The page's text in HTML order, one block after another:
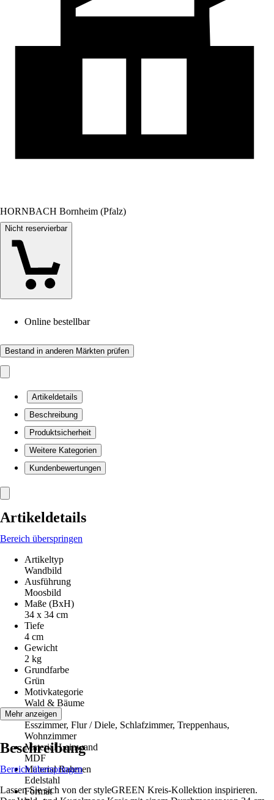
HORNBACH Bornheim (Pfalz)
Nicht reservierbar
Online bestellbar
Bestand in anderen Märkten prüfen
Artikeldetails
Beschreibung
Produktsicherheit
Weitere Kategorien
Kundenbewertungen
Artikeldetails
Bereich überspringen
Artikeltyp
Wandbild
Ausführung
Moosbild
Maße (BxH)
34 x 34 cm
Tiefe
4 cm
Gewicht
2 kg
Grundfarbe
Grün
Motivkategorie
Wald & Bäume
Räume
Esszimmer, Flur / Diele, Schlafzimmer, Treppenhaus,
Wohnzimmer
Material Leinwand
MDF
Material Rahmen
Edelstahl
Format
Mehr anzeigen
Beschreibung
Bereich überspringen
Lassen Sie sich von der styleGREEN Kreis-Kollektion inspirieren.